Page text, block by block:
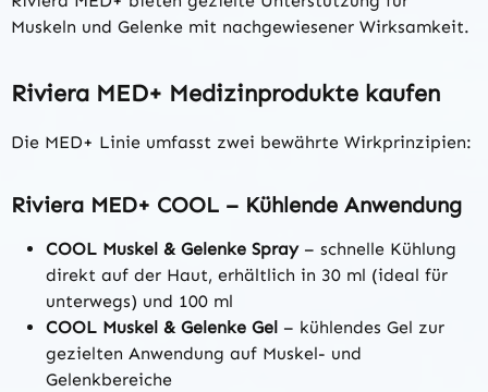
Muskeln und Gelenke mit nachgewiesener Wirksamkeit.
Riviera MED+ Medizinprodukte kaufen
Die MED+ Linie umfasst zwei bewährte Wirkprinzipien:
Riviera MED+ COOL – Kühlende Anwendung
COOL Muskel & Gelenke Spray– schnelle Kühlung
direkt auf der Haut, erhältlich in 30 ml (ideal für
unterwegs) und 100 ml
COOL Muskel & Gelenke Gel – kühlendes Gel zur
gezielten Anwendung auf Muskel- und
Gelenkbereiche